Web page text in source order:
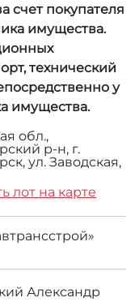
счет покупателя
имущества.
технический
у
имущества.
обл.,
р-н, г.
ул. Заводская,
лот на карте
Александр